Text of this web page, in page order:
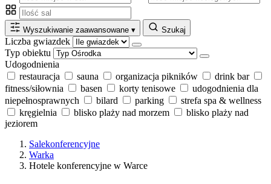
Wyszukiwanie zaawansowane ▾ Szukaj
Liczba gwiazdek
Typ obiektu
Udogodnienia
restauracja
sauna organizacja pikników
drink bar
fitness/siłownia
basen korty tenisowe
udogodnienia dla
niepełnosprawnych
bilard parking
strefa spa & wellness
kręgielnia
blisko plaży nad morzem
blisko plaży nad
jeziorem
Salekonferencyjne
Warka
Hotele konferencyjne w Warce